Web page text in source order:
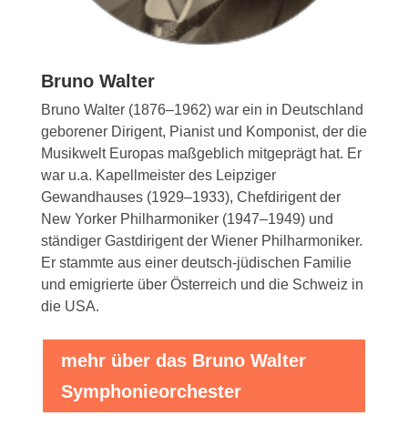
Bruno Walter
Bruno Walter (1876–1962) war ein in Deutschland
geborener Dirigent, Pianist und Komponist, der die
Musikwelt Europas maßgeblich mitgeprägt hat. Er
war u.a. Kapellmeister des Leipziger
Gewandhauses (1929–1933), Chefdirigent der
New Yorker Philharmoniker (1947–1949) und
ständiger Gastdirigent der Wiener Philharmoniker.
Er stammte aus einer deutsch-jüdischen Familie
und emigrierte über Österreich und die Schweiz in
die USA.
mehr über das Bruno Walter
Symphonieorchester